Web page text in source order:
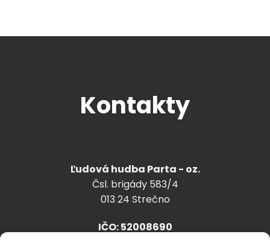
Kontakty
Ľudová hudba Parta - oz.
Čsl. brigády 583/4
013 24 Strečno
IČO: 52008690